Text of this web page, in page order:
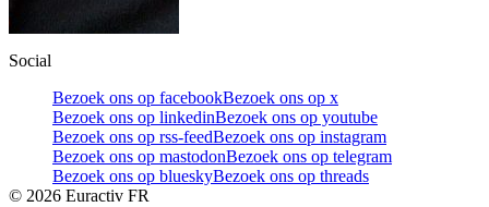
Social
Bezoek ons op facebookBezoek ons op x
Bezoek ons op linkedinBezoek ons op youtube
Bezoek ons op rss-feedBezoek ons op instagram
Bezoek ons op mastodonBezoek ons op telegram
Bezoek ons op blueskyBezoek ons op threads
© 2026 Euractiv FR